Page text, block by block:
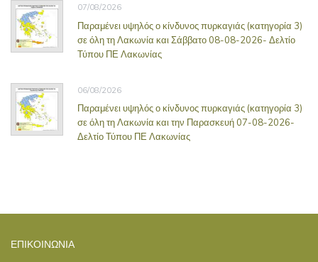
07/08/2026
Παραμένει υψηλός ο κίνδυνος πυρκαγιάς (κατηγορία 3)
σε όλη τη Λακωνία και Σάββατο 08-08-2026- Δελτίο
Τύπου ΠΕ Λακωνίας
06/08/2026
Παραμένει υψηλός ο κίνδυνος πυρκαγιάς (κατηγορία 3)
σε όλη τη Λακωνία και την Παρασκευή 07-08-2026-
Δελτίο Τύπου ΠΕ Λακωνίας
ΕΠΙΚΟΙΝΩΝΊΑ